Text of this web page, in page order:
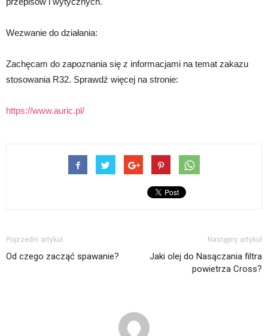
Wezwanie do działania:
Zachęcam do zapoznania się z informacjami na temat zakazu
stosowania R32. Sprawdź więcej na stronie:
https://www.auric.pl/
Poprzedni artykuł
Od czego zacząć spawanie?
Następny artykuł
Jaki olej do Nasączania filtra
powietrza Cross?